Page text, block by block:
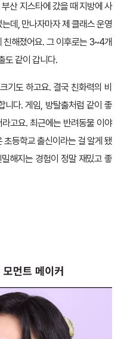
산 지스타에 갔을 때 지방에 사
데, 만나자마자 제 클래스 운영
해졌어요. 그 이후로는 3~4개
도 같이 갑니다.
기도 하고요. 결국 친화력의 비
니다. 게임, 방탈출처럼 같이 좋
고요. 최근에는 반려동물 이야
등학교 출신이라는 걸 알게 됐
해지는 경험이 정말 재밌고 좋